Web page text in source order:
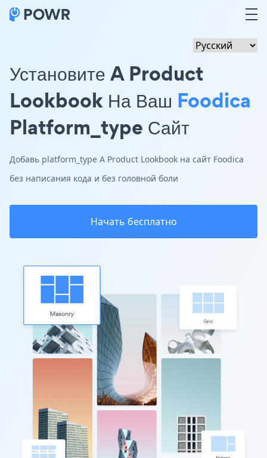
Установите A Product
Lookbook На Ваш Foodica
Platform_type Сайт
Добавь platform_type A Product Lookbook на сайт Foodica
без написания кода и без головной боли
Начать бесплатно